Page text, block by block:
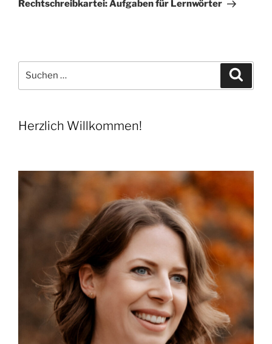
Rechtschreibkartei: Aufgaben für Lernwörter
nach:
Herzlich Willkommen!